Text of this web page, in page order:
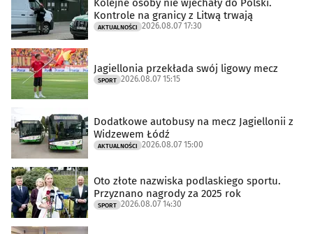
Kolejne osoby nie wjechały do Polski.
Kontrole na granicy z Litwą trwają
AKTUALNOŚCI 2026.08.07 17:30
Jagiellonia przekłada swój ligowy mecz
SPORT 2026.08.07 15:15
Dodatkowe autobusy na mecz Jagiellonii z
Widzewem Łódź
AKTUALNOŚCI 2026.08.07 15:00
Oto złote nazwiska podlaskiego sportu.
Przyznano nagrody za 2025 rok
SPORT 2026.08.07 14:30